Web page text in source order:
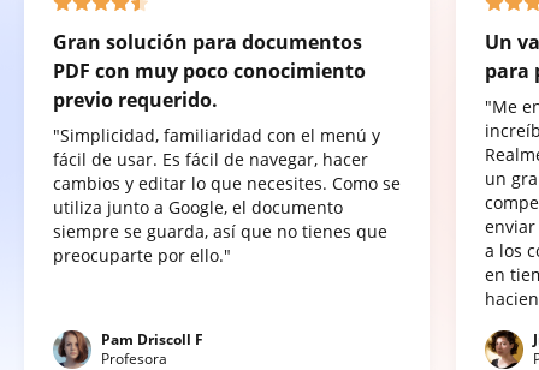
Gran solución para documentos
PDF con muy poco conocimiento
previo requerido.
"Simplicidad, familiaridad con el menú y
fácil de usar. Es fácil de navegar, hacer
cambios y editar lo que necesites. Como se
utiliza junto a Google, el documento
siempre se guarda, así que no tienes que
preocuparte por ello."
Pam Driscoll F
Profesora
Un
para
"Me
un
a los
en